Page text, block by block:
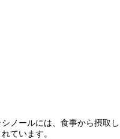
ノールには、食事から摂取し
ています。